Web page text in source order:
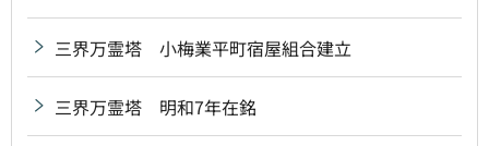
三界万霊塔 小梅業平町宿屋組合建立
三界万霊塔 明和7年在銘